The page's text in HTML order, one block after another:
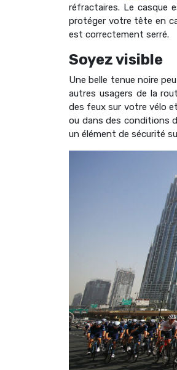
réfractaires. Le casque
protéger votre tête en
est correctement serré.
Soyez visible
Une belle tenue noire
autres usagers de la
des feux sur votre vélo
ou dans des conditions
un élément de sécurité